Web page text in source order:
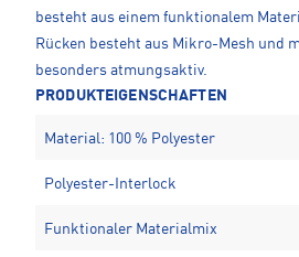
besteht aus einem funktionalem
Rücken besteht aus Mikro-Mesh und
besonders atmungsaktiv.
PRODUKTEIGENSCHAFTEN
Material: 100 % Polyester
Polyester-Interlock
Funktionaler Materialmix